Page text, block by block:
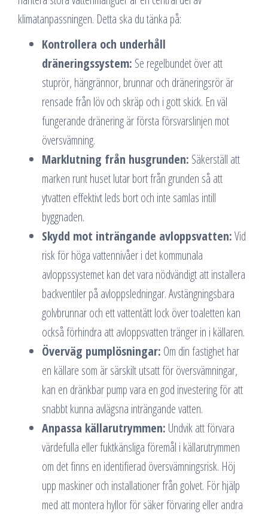
klimatanpassningen. Detta ska du tänka på:
Kontrollera och underhåll
dräneringssystem: Se regelbundet över att
stuprör, hängrännor, brunnar och dräneringsrör är
rensade från löv och skräp och i gott skick. En väl
fungerande dränering är första försvarslinjen mot
översvämning.
Marklutning från husgrunden: Säkerställ att
marken runt huset lutar bort från grunden så att
ytvatten effektivt leds bort och inte samlas intill
byggnaden.
Skydd mot inträngande avloppsvatten:Vid
risk för höga vattennivåer i det kommunala
avloppssystemet kan det vara nödvändigt att installera
backventiler på avloppsledningar. Avstängningsbara
golvbrunnar och ett vattentätt lock över toaletten kan
också förhindra att avloppsvatten tränger in i källaren.
Överväg pumplösningar: Om din fastighet har
en källare som är särskilt utsatt för översvämningar,
kan en dränkbar pump vara en god investering för att
snabbt kunna avlägsna inträngande vatten.
Anpassa källarutrymmen: Undvik att förvara
värdefulla eller fuktkänsliga föremål i källarutrymmen
om det finns en identifierad översvämningsrisk. Höj
upp maskiner och installationer från golvet. För hjälp
med att montera hyllor för säker förvaring eller andra